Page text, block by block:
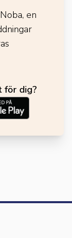
en
för dig?